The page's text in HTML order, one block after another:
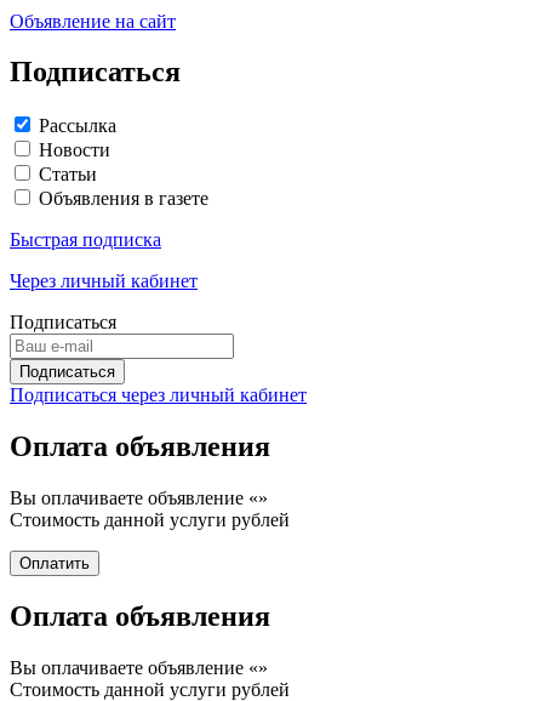
Объявление на сайт
Подписаться
Рассылка
Новости
Статьи
Объявления в газете
Быстрая подписка
Через личный кабинет
Подписаться
Подписаться через личный кабинет
Оплата объявления
Вы оплачиваете объявление «»
Стоимость данной услуги рублей
Оплата объявления
Вы оплачиваете объявление «»
Стоимость данной услуги рублей